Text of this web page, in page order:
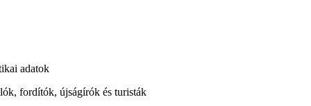
adatok
fordítók, újságírók és turisták